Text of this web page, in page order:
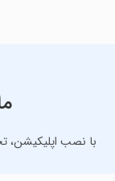
با نصب اپلیکیشن،